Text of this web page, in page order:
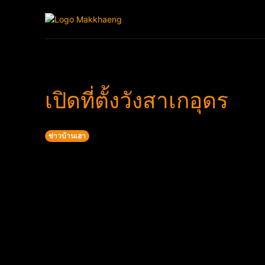
เปิดที่ตั้งวังสาเกอุดร
ข่าวบ้านเฮา